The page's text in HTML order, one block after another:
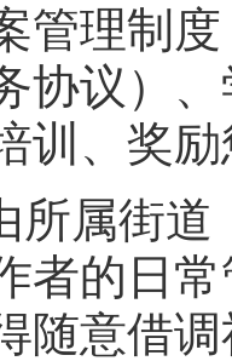
管理制
协议）
训、奖
所属街
者的日
随意借